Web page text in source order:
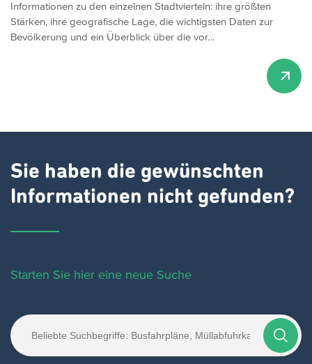
Informationen zu den einzelnen Stadtvierteln: ihre größten
Stärken, ihre geografische Lage, die wichtigsten Daten zur
Bevölkerung und ein Überblick über die vor…
Sie haben die gewünschten
Informationen nicht gefunden?
Starten Sie hier eine neue Suche